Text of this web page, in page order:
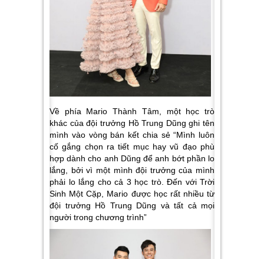
Về phía Mario Thành Tâm, một học trò
khác của đội trưởng Hồ Trung Dũng ghi tên
mình vào vòng bán kết chia sẻ“Mình luôn
cố gắng chọn ra tiết mục hay vũ đạo phù
hợp dành cho anh Dũng để anh bớt phần lo
lắng, bởi vì một mình đội trưởng của mình
phải lo lắng cho cả 3 học trò. Đến với Trời
Sinh Một Cặp, Mario được học rất nhiều từ
đội trưởng Hồ Trung Dũng và tất cả mọi
người trong chương trình”